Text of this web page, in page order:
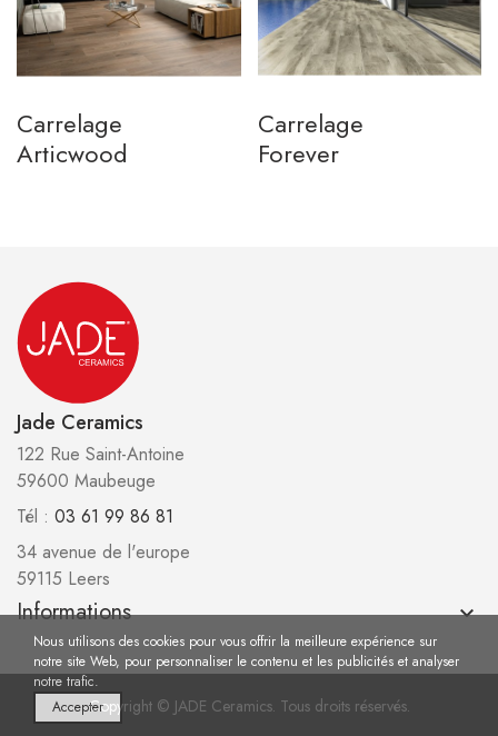
Carrelage
Articwood
Carrelage
Forever
Jade Ceramics
122 Rue Saint-Antoine
59600 Maubeuge
Tél : 03 61 99 86 81
34 avenue de l'europe
59115 Leers
Informations keyboard_arrow_down
Copyright © JADE Ceramics. Tous droits réservés.
Nous utilisons des cookies pour vous offrir la meilleure expérience sur
notre site Web, pour personnaliser le contenu et les publicités et analyser
notre trafic.
Accepter